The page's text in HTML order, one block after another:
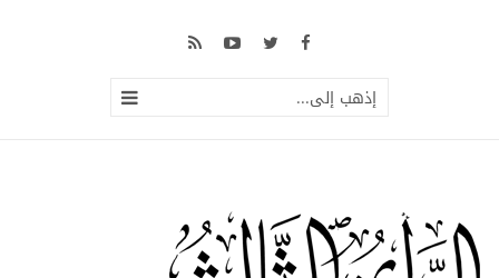
إذهب إلى...